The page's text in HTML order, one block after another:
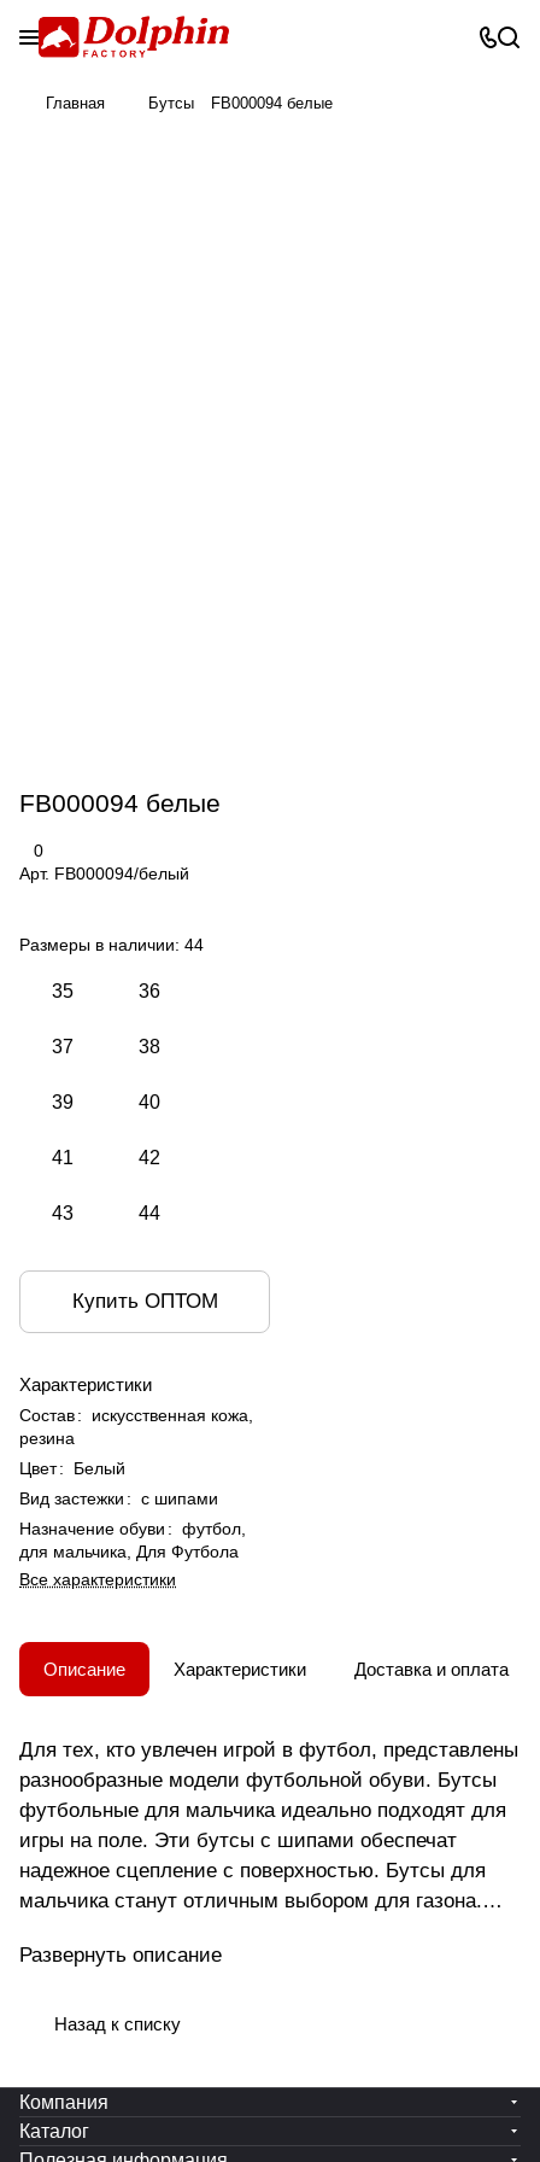
Главная Бутсы FB000094 белые
FB000094 белые
0
Арт. FB000094/белый
Размеры в наличии: 44
35 36
37 38
39 40
41 42
43 44
Купить ОПТОМ
Характеристики
Состав:
искусственная кожа,
резина
Цвет:
Белый
Вид застежки : с шипами
Назначение обуви : футбол,
для мальчика, Для Футбола
Все характеристики
Описание Характеристики Доставка и оплата
Для тех, кто увлечен игрой в футбол, представлены
разнообразные модели футбольной обуви. Бутсы
футбольные для мальчика идеально подходят для
игры на поле. Эти бутсы с шипами обеспечат
надежное сцепление с поверхностью. Бутсы для
мальчика станут отличным выбором для газона.
Модель создана с учетом анатомических
удобной для мужчин разного возраста. Подошва
покрытий. Она надежно фиксирует ногу в
оптимальном положении, предотвращая возможные
Развернуть описание
Назад к списку
Компания
Каталог